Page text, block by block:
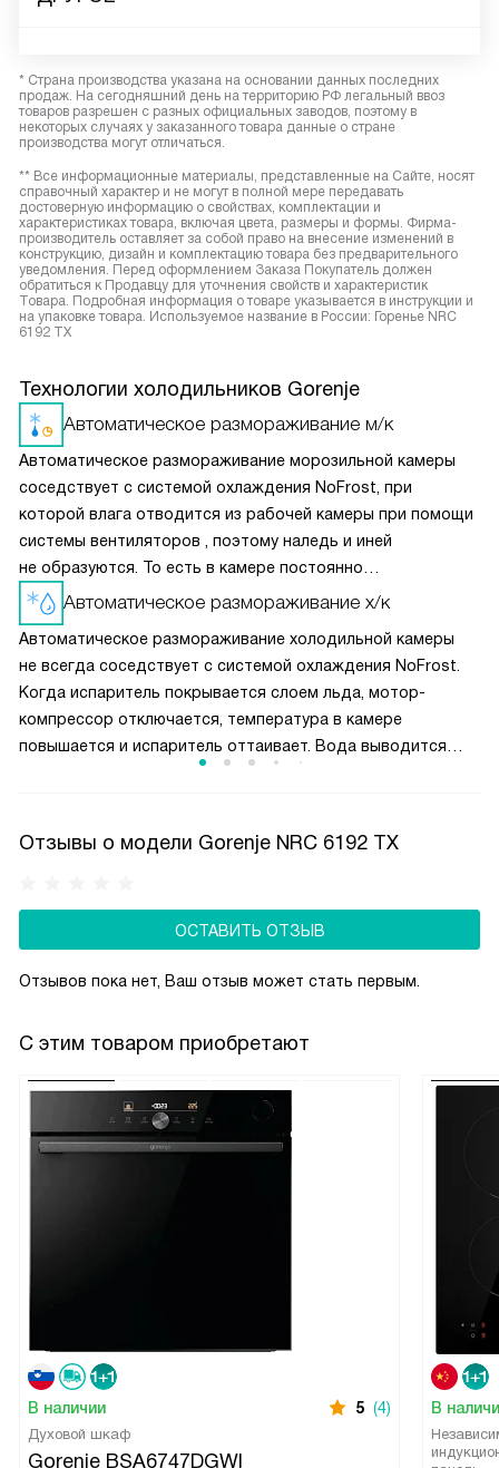
* Страна производства указана на основании данных последних
продаж. На сегодняшний день на территорию РФ легальный ввоз
товаров разрешен с разных официальных заводов, поэтому в
некоторых случаях у заказанного товара данные о стране
производства могут отличаться.
** Все информационные материалы, представленные на Сайте, носят
справочный характер и не могут в полной мере передавать
достоверную информацию о свойствах, комплектации и
характеристиках товара, включая цвета, размеры и формы. Фирма-
производитель оставляет за собой право на внесение изменений в
конструкцию, дизайн и комплектацию товара без предварительного
уведомления. Перед оформлением Заказа Покупатель должен
обратиться к Продавцу для уточнения свойств и характеристик
Товара. Подробная информация о товаре указывается в инструкции и
на упаковке товара. Используемое название в России: Горенье NRC
6192 TX
Технологии холодильников Gorenje
Автоматическое размораживание м/к
Автоматическое размораживание морозильной камеры
соседствует с системой охлаждения NoFrost, при
которой влага отводится из рабочей камеры при помощи
системы вентиляторов , поэтому наледь и иней
не образуются. То есть в камере постоянно
поддерживается сухой холод, что может привести
к высушиванию продуктов. Поэтому в морозилках
с автоматическим размораживанием рекомендуется мясо
и рыбу хранить в упаковке.
Автоматическое размораживание х/к
Автоматическое размораживание холодильной камеры
не всегда соседствует с системой охлаждения NoFrost.
Когда испаритель покрывается слоем льда, мотор-
компрессор отключается, температура в камере
повышается и испаритель оттаивает. Вода выводится
Отзывы о модели Gorenje NRC 6192 TX
ОСТАВИТЬ ОТЗЫВ
Отзывов пока нет, Ваш отзыв может стать первым.
С этим товаром приобретают
В наличии 5 (4)
Духовой шкаф
Gorenje BSA6747DGWI
В